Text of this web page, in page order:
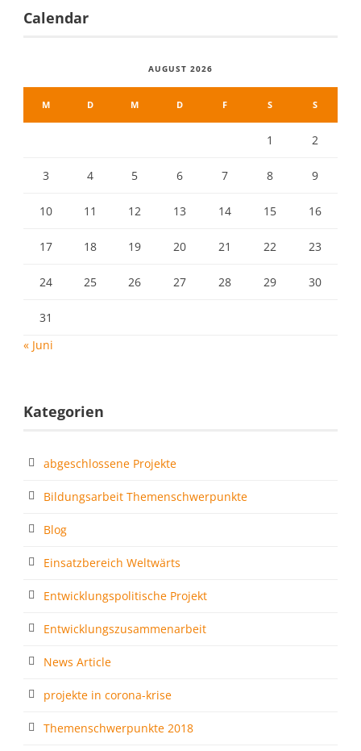
Calendar
AUGUST 2026
M D M D F S S
1 2
3 4 5 6 7 8 9
10 11 12 13 14 15 16
17 18 19 20 21 22 23
24 25 26 27 28 29 30
31
« Juni
Kategorien
abgeschlossene Projekte
Bildungsarbeit Themenschwerpunkte
Blog
Einsatzbereich Weltwärts
Entwicklungspolitische Projekt
Entwicklungszusammenarbeit
News Article
projekte in corona-krise
Themenschwerpunkte 2018